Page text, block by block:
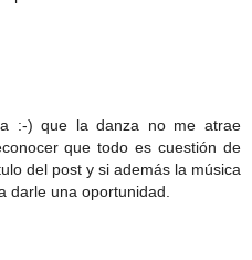
:-) que la danza no me atrae
que todo es cuestión de
del post y si además la música
darle una oportunidad.